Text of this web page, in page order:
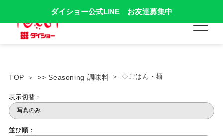
ダイショー公式LINE お友達募集中
TOP >> Seasoning 調味料 ◇ごはん・麺
表示切替：
並び順：